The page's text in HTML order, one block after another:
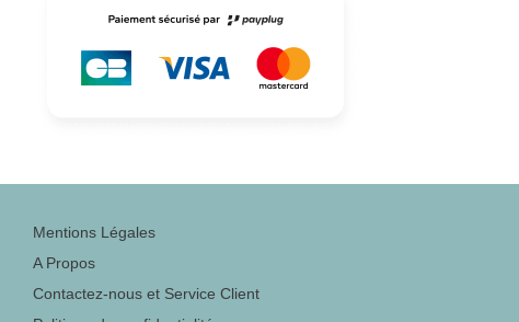
Mentions Légales
A Propos
Contactez-nous et Service Client